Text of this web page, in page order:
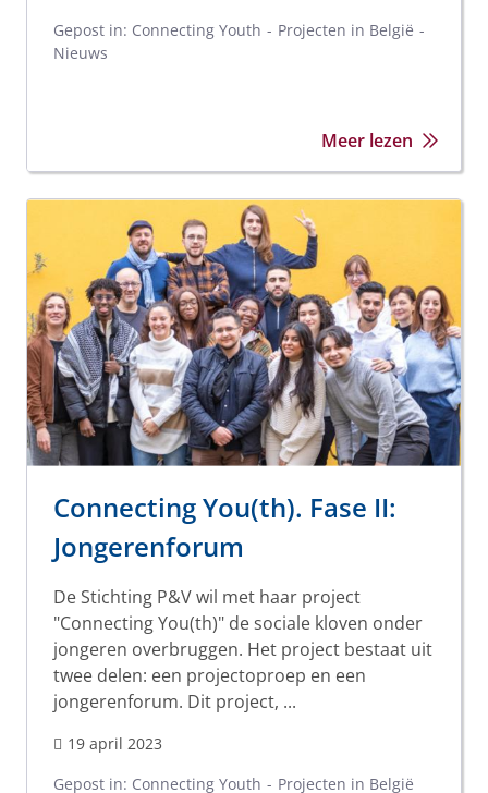
Gepost in: Connecting Youth
Projecten in België
Nieuws
Meer lezen
Connecting You(th). Fase II:
Jongerenforum
De Stichting P&V wil met haar project
"Connecting You(th)" de sociale kloven onder
jongeren overbruggen. Het project bestaat uit
twee delen: een projectoproep en een
jongerenforum. Dit project, ...
19 april 2023
Gepost in: Connecting Youth Projecten in België